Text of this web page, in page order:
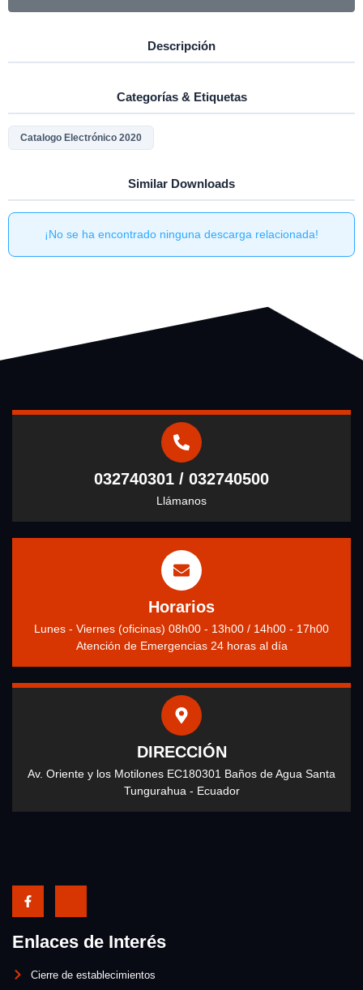
Descripción
Categorías & Etiquetas
Catalogo Electrónico 2020
Similar Downloads
¡No se ha encontrado ninguna descarga relacionada!
032740301 / 032740500
Llámanos
Horarios
Lunes - Viernes (oficinas) 08h00 - 13h00 / 14h00 - 17h00
Atención de Emergencias 24 horas al día
DIRECCIÓN
Av. Oriente y los Motilones EC180301 Baños de Agua Santa
Tungurahua - Ecuador
Enlaces de Interés
Cierre de establecimientos